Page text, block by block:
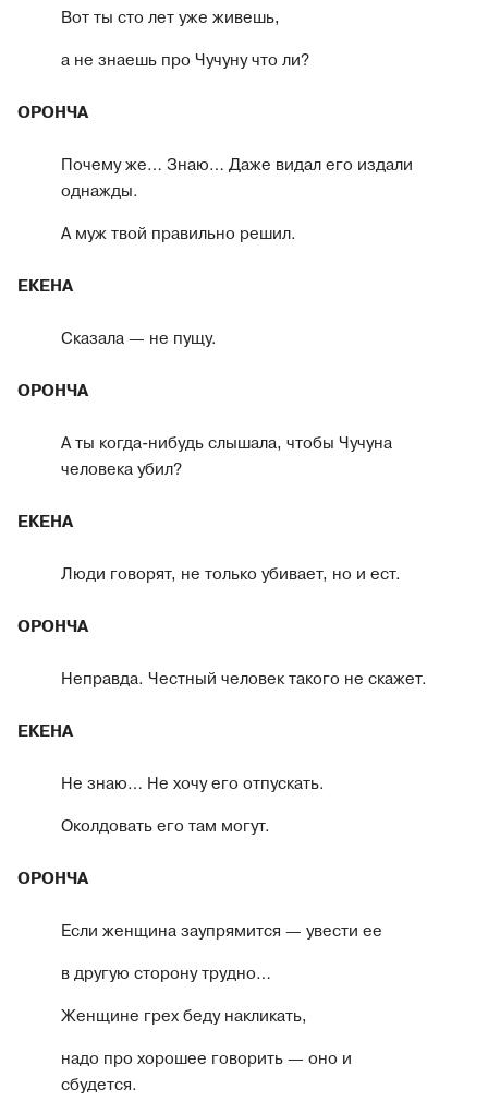
Вот ты сто лет уже живешь,
а не знаешь про Чучуну что ли?
ОРОНЧА
Почему же… Знаю… Даже видал его издали
однажды.
А муж твой правильно решил.
ЕКЕНА
Сказала — не пущу.
ОРОНЧА
А ты когда-нибудь слышала, чтобы Чучуна
человека убил?
ЕКЕНА
Люди говорят, не только убивает, но и ест.
ОРОНЧА
Неправда. Честный человек такого не скажет.
ЕКЕНА
Не знаю… Не хочу его отпускать.
Околдовать его там могут.
ОРОНЧА
Если женщина заупрямится — увести ее
в другую сторону трудно…
Женщине грех беду накликать,
надо про хорошее говорить — оно и
сбудется.